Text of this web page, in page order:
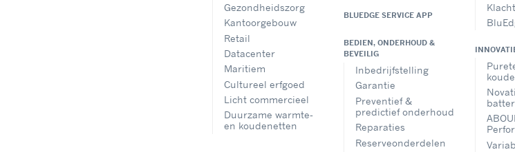
Gezondheidszorg
Kantoorgebouw
Retail
Datacenter
Maritiem
Cultureel erfgoed
Licht commercieel
Duurzame warmte-
en koudenetten
BLUEDGE SERVICE APP
BEDIEN, ONDERHOUD &
BEVEILIG
Inbedrijfstelling
Garantie
Preventief &
predictief onderhoud
Reparaties
Reserveonderdelen